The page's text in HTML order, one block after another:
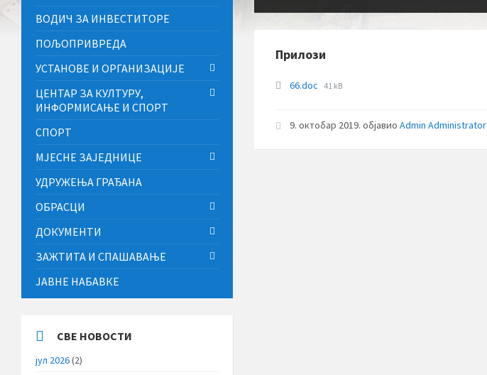
Прилози
66.doc File
41 kB
9. октобар 2019.објавиоAdmin Administrator
ВОДИЧ ЗА ИНВЕСТИТОРЕ
ПОЉОПРИВРЕДА
УСТАНОВЕ И ОРГАНИЗАЦИЈЕ
ЦЕНТАР ЗА КУЛТУРУ,
ИНФОРМИСАЊЕ И СПОРТ
СПОРТ
МЈЕСНЕ ЗАЈЕДНИЦЕ
УДРУЖЕЊА ГРАЂАНА
ОБРАСЦИ
ДОКУМЕНТИ
ЗАЖТИТА И СПАШАВАЊЕ
ЈАВНЕ НАБАВКЕ
СВЕ НОВОСТИ
јул 2026(2)